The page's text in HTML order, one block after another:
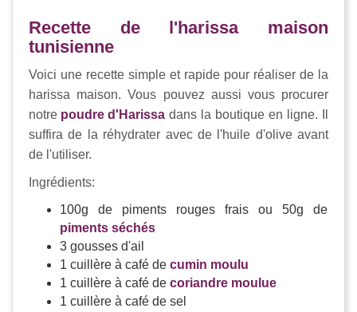
Recette de l'harissa maison
tunisienne
Voici une recette simple et rapide pour réaliser de la
harissa maison. Vous pouvez aussi vous procurer
notre poudre d'Harissa dans la boutique en ligne. Il
suffira de la réhydrater avec de l'huile d'olive avant
de l'utiliser.
Ingrédients:
100g de piments rouges frais ou 50g de
piments séchés
3 gousses d'ail
1 cuillère à café decumin moulu
1 cuillère à café decoriandre moulue
1 cuillère à café de sel